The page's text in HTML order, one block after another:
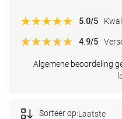
Algemene beoordeling
5.0/5
4.9/5
Sorteer op:Laatste